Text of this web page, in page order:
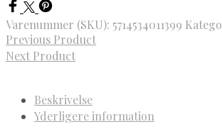
Varenummer (SKU): 5714534011399
Previous Product
Next Product
Beskrivelse
Yderligere information